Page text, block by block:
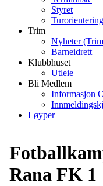
Styret
Trim
Nyheter
Barneidrett
Klubbhuset
Utleie
Bli Medlem
Informasjon
Løyper
Rana FK 1